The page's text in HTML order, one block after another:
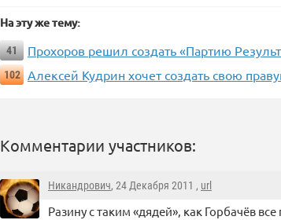
На эту же тему:
41 Прохоров решил создать «Партию
102 Алексей Кудрин хочет создать свою
Комментарии участников:
Никандрович, 24 Декабря 2011 , url
Разину с таким «дядей», как Горбачёв